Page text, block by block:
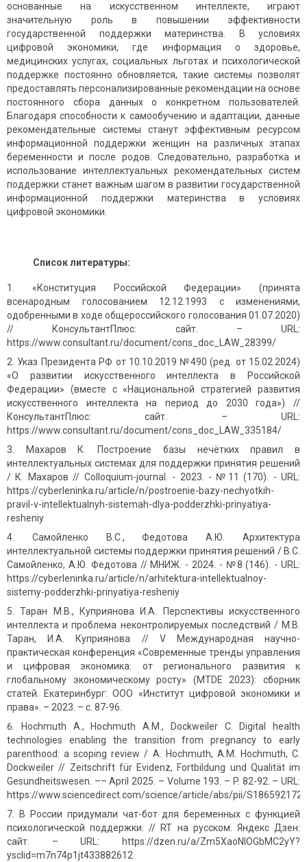
основанные на искусственном интеллекте, играют
значительную роль в повышении эффективности
государственной поддержки материнства. В условиях
цифровой экономики, где информация о здоровье,
медицинских услугах, социальных льготах и психологической
поддержке постоянно обновляется, такие системы позволят
предоставлять персонализированные рекомендации на основе
постоянного сбора данных о конкретном пользователей.
Благодаря способности к самообучению и адаптации, данные
рекомендательные системы станут эффективным ресурсом
информационной поддержки женщин на различных этапах
беременности и после родов. Следовательно, разработка и
использование интеллектуальных рекомендательных систем
поддержки станет важным шагом в развитии государственной
информационной поддержки материнства в условиях
цифровой экономики.
Список литературы:
«Конституция Российской Федерации» (принята
всенародным голосованием 12.12.1993 с изменениями,
одобренными в ходе общероссийского голосования 01.07.2020)
// КонсультантПлюс: сайт. – URL:
https://www.consultant.ru/document/cons_doc_LAW_28399/
Указ Президента РФ от 10.10.2019 №490 (ред. от 15.02.2024)
«О развитии искусственного интеллекта в Российской
Федерации» (вместе с «Национальной стратегией развития
искусственного интеллекта на период до 2030 года») //
КонсультантПлюс: сайт. – URL:
https://www.consultant.ru/document/cons_doc_LAW_335184/
Махаров К. Построение базы нечётких правил в
интеллектуальных системах для поддержки принятия решений
/ К. Махаров // Colloquium-journal. - 2023. - №11 (170). - URL:
https://cyberleninka.ru/article/n/postroenie-bazy-nechyotkih-
pravil-v-intellektualnyh-sistemah-dlya-podderzhki-prinyatiya-
resheniy
Самойленко В.С., Федотова А.Ю. Архитектура
интеллектуальной системы поддержки принятия решений / В.С.
Самойленко, А.Ю. Федотова // МНИЖ. - 2024. - №8 (146). - URL:
https://cyberleninka.ru/article/n/arhitektura-intellektualnoy-
sistemy-podderzhki-prinyatiya-resheniy
Таран М.В., Куприянова И.А. Перспективы искусственного
интеллекта и проблема неконтролируемых последствий / М.В.
Таран, И.А. Куприянова // V Международная научно-
практическая конференция «Современные тренды управления
и цифровая экономика: от регионального развития к
глобальному экономическому росту» (MTDE 2023): сборник
статей. Екатеринбург: ООО «Институт цифровой экономики и
права». – 2023. – с. 87-96.
Hochmuth A., Hochmuth A.M., Dockweiler C. Digital health
technologies enabling the transition from pregnancy to early
parenthood: a scoping review / A. Hochmuth, A.M. Hochmuth, C.
Dockweiler // Zeitschrift für Evidenz, Fortbildung und Qualität im
Gesundheitswesen. –– April 2025. – Volume 193. – P. 82-92. – URL:
https://www.sciencedirect.com/science/article/abs/pii/
В России придумали чат-бот для беременных с функцией
психологической поддержки. // RT на русском. Яндекс Дзен:
сайт. – URL: https://dzen.ru/a/Zm5XaoNlOGbMC2yY?
ysclid=m7n74p1jt433882612